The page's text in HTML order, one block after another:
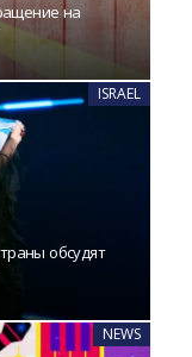
на
ISRAEL
обсудят
NEWS